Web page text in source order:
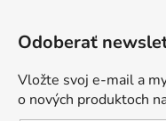
Odoberať
Vložte svoj e-mail a
o nových produktoch